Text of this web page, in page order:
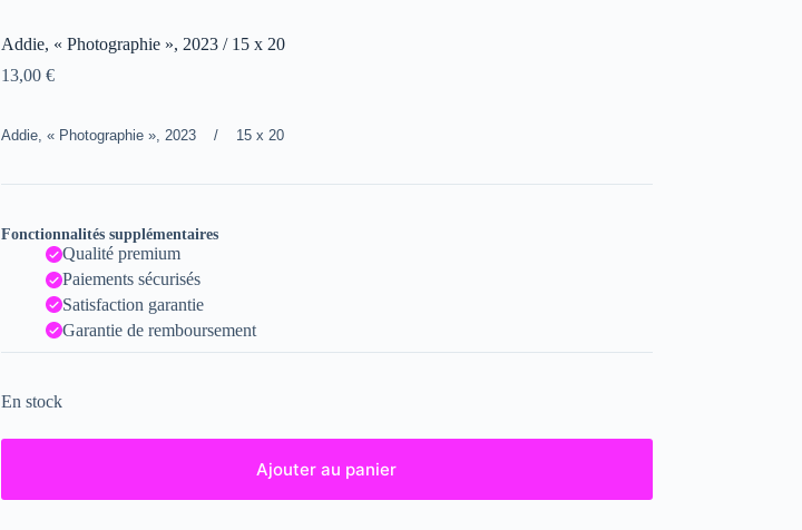
Addie, « Photographie », 2023 / 15 x 20
13,00 €
Addie, « Photographie », 2023 / 15 x 20
Fonctionnalités supplémentaires
Qualité premium
Paiements sécurisés
Satisfaction garantie
Garantie de remboursement
En stock
Ajouter au panier